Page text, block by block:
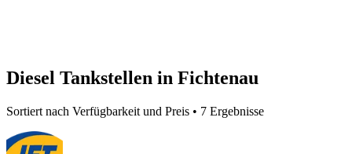
Diesel Tankstellen in Fichtenau
Sortiert nach Verfügbarkeit und Preis • 7 Ergebnisse